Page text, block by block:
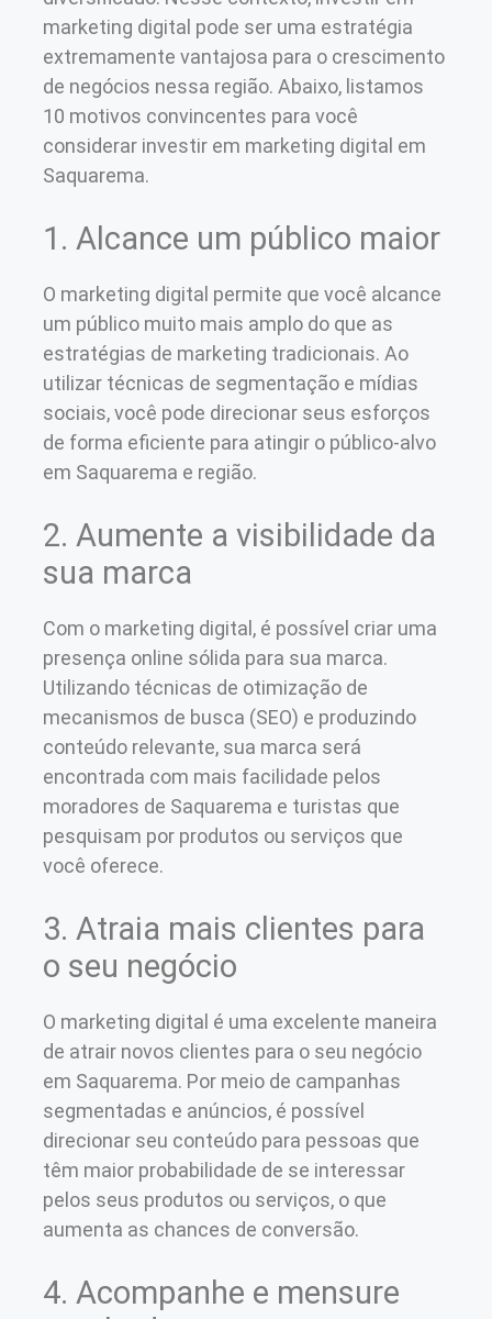
marketing digital pode ser uma estratégia
extremamente vantajosa para o crescimento
de negócios nessa região. Abaixo, listamos
10 motivos convincentes para você
considerar investir em marketing digital em
Saquarema.
1. Alcance um público maior
O marketing digital permite que você alcance
um público muito mais amplo do que as
estratégias de marketing tradicionais. Ao
utilizar técnicas de segmentação e mídias
sociais, você pode direcionar seus esforços
de forma eficiente para atingir o público-alvo
em Saquarema e região.
2. Aumente a visibilidade da
sua marca
Com o marketing digital, é possível criar uma
presença online sólida para sua marca.
Utilizando técnicas de otimização de
mecanismos de busca (SEO) e produzindo
conteúdo relevante, sua marca será
encontrada com mais facilidade pelos
moradores de Saquarema e turistas que
pesquisam por produtos ou serviços que
você oferece.
3. Atraia mais clientes para
o seu negócio
O marketing digital é uma excelente maneira
de atrair novos clientes para o seu negócio
em Saquarema. Por meio de campanhas
segmentadas e anúncios, é possível
direcionar seu conteúdo para pessoas que
têm maior probabilidade de se interessar
pelos seus produtos ou serviços, o que
aumenta as chances de conversão.
4. Acompanhe e mensure